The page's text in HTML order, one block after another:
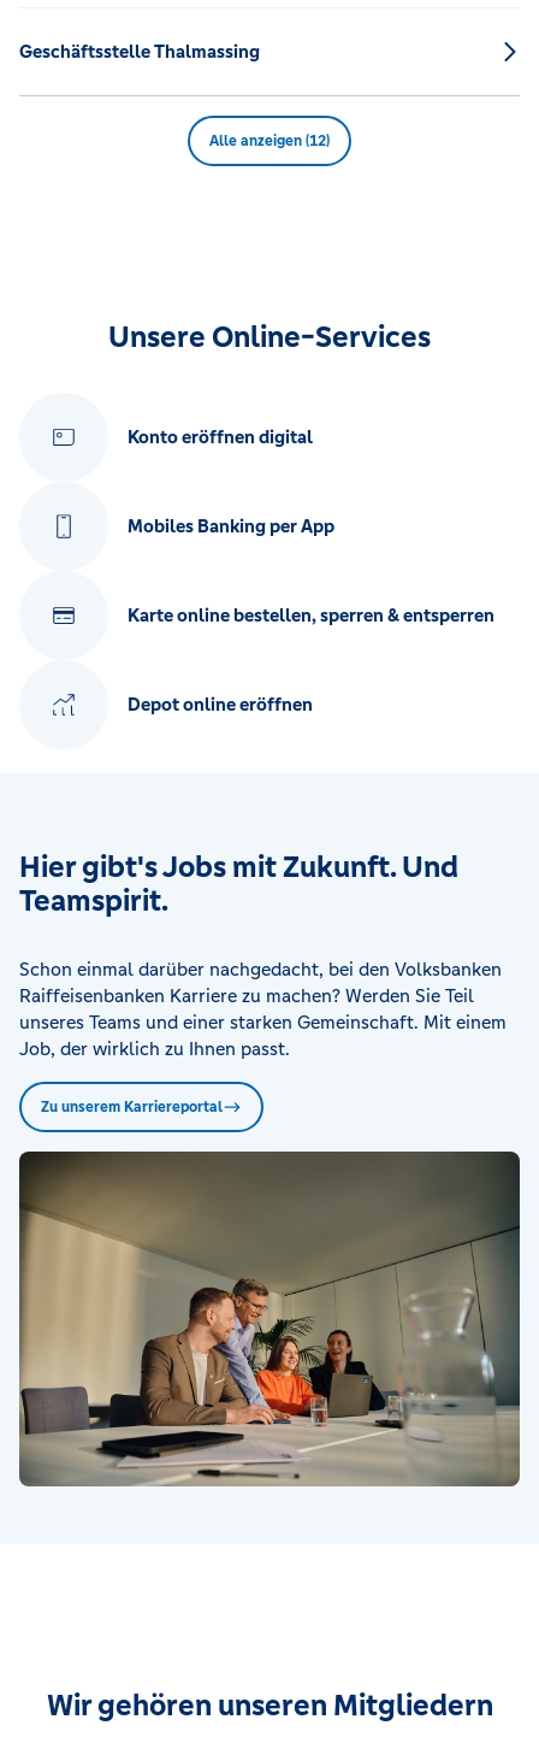
Geschäftsstelle Thalmassing
Alle anzeigen (12)
Unsere Online-Services
Konto eröffnen digital
Mobiles Banking per App
Karte online bestellen, sperren & entsperren
Depot online eröffnen
Hier gibt's Jobs mit Zukunft. Und
Teamspirit.
Schon einmal darüber nachgedacht, bei den Volksbanken
Raiffeisenbanken Karriere zu machen? Werden Sie Teil
unseres Teams und einer starken Gemeinschaft. Mit einem
Job, der wirklich zu Ihnen passt.
Zu unserem Karriereportal
Wir gehören unseren Mitgliedern